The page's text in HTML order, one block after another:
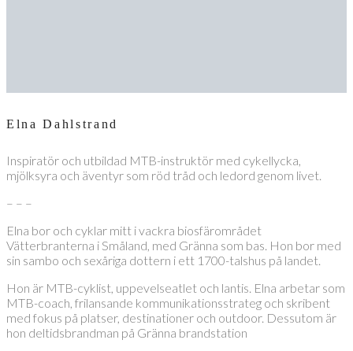
Elna Dahlstrand
Inspiratör och utbildad MTB-instruktör med cykellycka,
mjölksyra och äventyr som röd tråd och ledord genom livet.
– – –
Elna bor och cyklar mitt i vackra biosfärområdet
Vätterbranterna i Småland, med Gränna som bas. Hon bor med
sin sambo och sexåriga dottern i ett 1700-talshus på landet.
Hon är MTB-cyklist, uppevelseatlet och lantis. Elna arbetar som
MTB-coach, frilansande kommunikationsstrateg och skribent
med fokus på platser, destinationer och outdoor. Dessutom är
hon deltidsbrandman på Gränna brandstation